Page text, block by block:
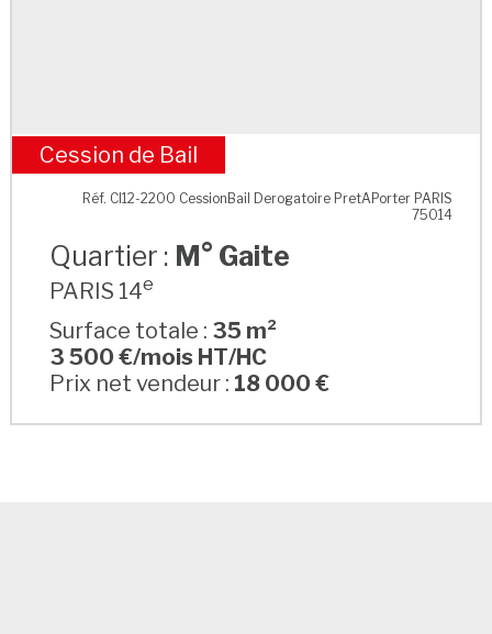
M° Gaite
Cession de Bail
Réf. CI12-2200 CessionBail Derogatoire PretAPorter PARIS
75014
Quartier : M° Gaite
PARIS 14e
Surface totale : 35 m²
3 500 €/mois HT/HC
Prix net vendeur : 18 000 €